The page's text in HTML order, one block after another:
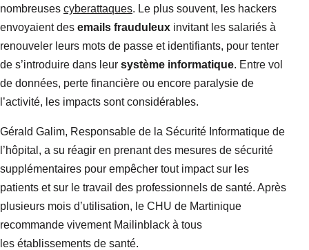
nombreuses cyberattaques. Le plus souvent, les hackers
envoyaient des emails frauduleux invitant les salariés à
renouveler leurs mots de passe et identifiants, pour tenter
de s’introduire dans leur système informatique. Entre vol
de données, perte financière ou encore paralysie de
l’activité, les impacts sont considérables.
Gérald Galim, Responsable de la Sécurité Informatique de
l’hôpital, a su réagir en prenant des mesures de sécurité
supplémentaires pour empêcher tout impact sur les
patients et sur le travail des professionnels de santé. Après
plusieurs mois d’utilisation, le CHU de Martinique
recommande vivement Mailinblack à tous
les établissements de santé.